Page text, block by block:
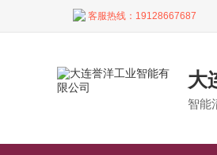
客服热线： 19128667687
大
智能